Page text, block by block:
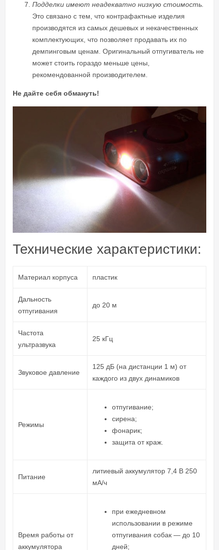
Подделки имеют неадекватно низкую стоимость.
Это связано с тем, что контрафактные изделия
производятся из самых дешевых и некачественных
комплектующих, что позволяет продавать их по
демпинговым ценам. Оригинальный отпугиватель не
может стоить гораздо меньше цены,
рекомендованной производителем.
Не дайте себя обмануть!
Технические характеристики:
Материал корпуса пластик
Дальность
отпугивания
до 20 м
Частота
ультразвука
25 кГц
Звуковое давление
125 дБ (на дистанции 1 м) от
каждого из двух динамиков
Режимы
отпугивание;
сирена;
фонарик;
защита от краж.
Питание
литиевый аккумулятор 7,4 В 250
мА/ч
Время работы от
аккумулятора
при ежедневном
использовании в режиме
отпугивания собак — до 10
дней;